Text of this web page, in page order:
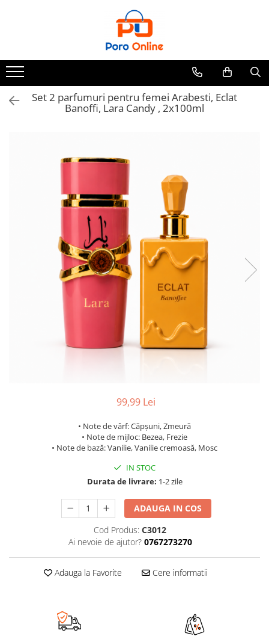
Clone
Parfum Barbati
Parfum Femei
Parfum Unisex
Set 2 parfumuri pentru femei Arabesti, Eclat
Banoffi, Lara Candy , 2x100ml
99,99 Lei
• Note de vârf: Căpșuni, Zmeură
• Note de mijloc: Bezea, Frezie
• Note de bază: Vanilie, Vanilie cremoasă, Mosc
IN STOC
Durata de livrare: 1-2 zile
ADAUGA IN COS
Cod Produs: C3012
Ai nevoie de ajutor? 0767273270
Adauga la Favorite Cere informatii